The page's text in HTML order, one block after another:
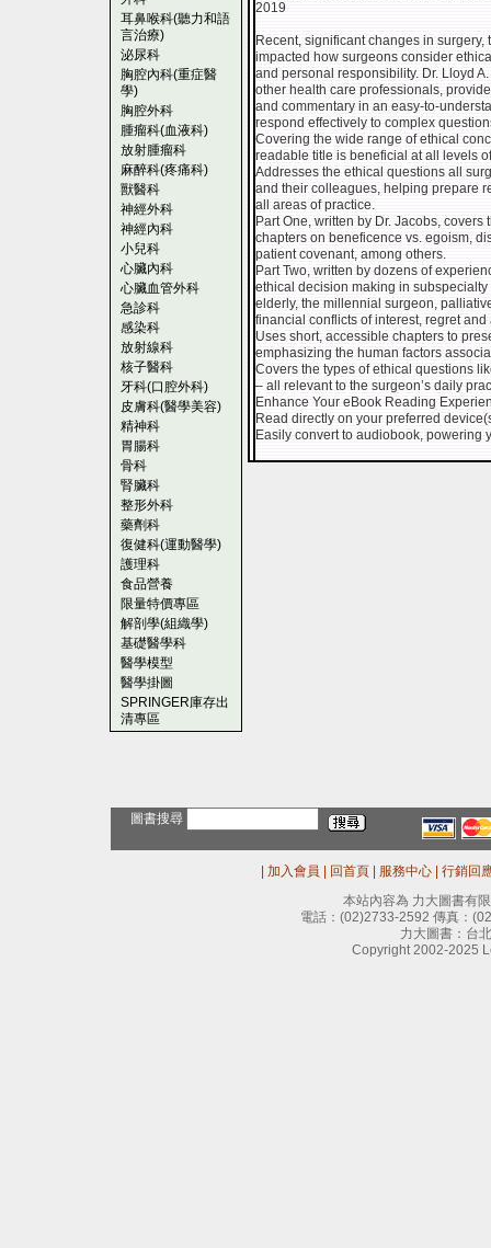
耳鼻喉科(聽力和語
言治療)
泌尿科
胸腔內科(重症醫
學)
胸腔外科
腫瘤科(血液科)
放射腫瘤科
麻醉科(疼痛科)
獸醫科
神經外科
神經內科
小兒科
心臟內科
心臟血管外科
急診科
感染科
放射線科
核子醫科
牙科(口腔外科)
皮膚科(醫學美容)
精神科
胃腸科
骨科
腎臟科
整形外科
藥劑科
復健科(運動醫學)
護理科
食品營養
限量特價專區
解剖學(組織學)
基礎醫學科
醫學模型
醫學掛圖
SPRINGER庫存出
清專區
2019
Recent, significant changes in
impacted how surgeons consider
and personal responsibility. Dr. Lloyd
other health care professionals,
and commentary in an easy-to-
respond effectively to complex
Covering the wide range of ethical
readable title is beneficial at all levels
Addresses the ethical questions all
and their colleagues, helping prepare
all areas of practice.
Part One, written by Dr. Jacobs,
chapters on beneficence vs. egoism,
patient covenant, among others.
Part Two, written by dozens of
ethical decision making in
elderly, the millennial surgeon,
financial conflicts of interest, regret
Uses short, accessible chapters to
emphasizing the human factors
Covers the types of ethical questions
– all relevant to the surgeon’s daily
Enhance Your eBook Reading
Read directly on your preferred
Easily convert to audiobook, powering
圖書搜尋
加入會員 回首頁 服務中心
行銷回
本站內容為 力大圖書有
電話： (02)2733-2592 傳真：
力大圖書：台
Copyright 2002-2025